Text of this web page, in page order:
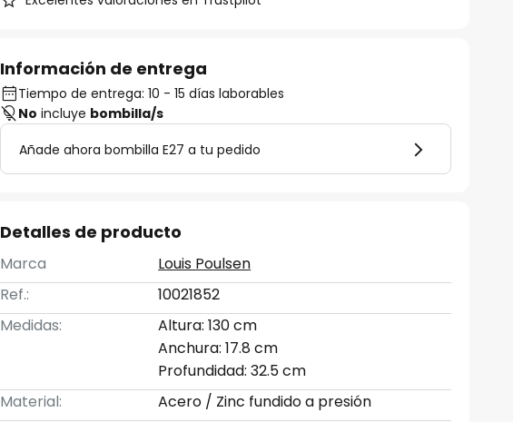
Información de entrega
Tiempo de entrega: 10 - 15 días laborables
No incluye bombilla/s
Añade ahora bombilla E27 a tu pedido
Detalles de producto
Marca
Louis Poulsen
Ref.:
10021852
Medidas:
Altura: 130 cm
Anchura: 17.8 cm
Profundidad: 32.5 cm
Material:
Acero / Zinc fundido a presión